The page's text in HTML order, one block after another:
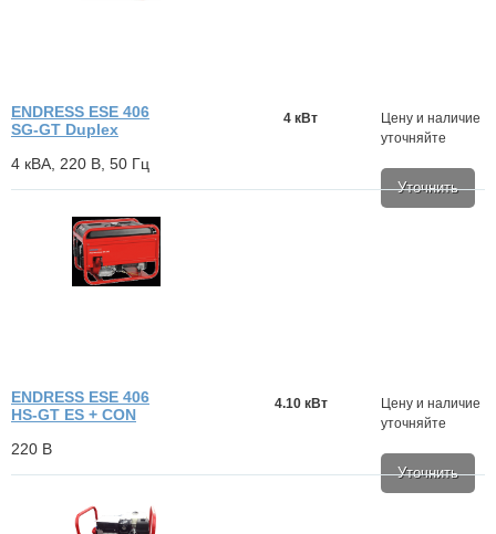
ENDRESS ESE 406
SG-GT Duplex
4 кВА, 220 В, 50 Гц
Цену и наличие
уточняйте
Уточнить
4 кВт
ENDRESS ESE 406
HS-GT ES + CON
220 В
Цену и наличие
уточняйте
Уточнить
4.10 кВт